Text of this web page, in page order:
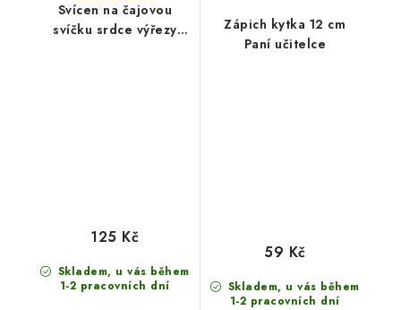
Svícen na čajovou
svíčku srdce výřezy
Skladem, u vás během
1-2 pracovních dní
125 Kč
Zápich kytka 12 cm
Paní učitelce
Skladem, u vás během
1-2 pracovních dní
59 Kč